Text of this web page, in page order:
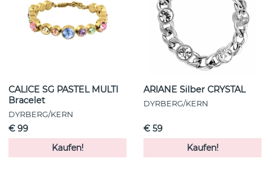
CALICE SG PASTEL MULTI
Bracelet
DYRBERG/KERN
€ 99
Kaufen!
ARIANE Silber CRYSTAL
DYRBERG/KERN
€ 59
Kaufen!